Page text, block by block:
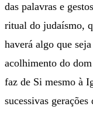
das palavras e
ritual do judaísmo,
haverá algo que
acolhimento do
faz de Si mesmo à
sucessivas